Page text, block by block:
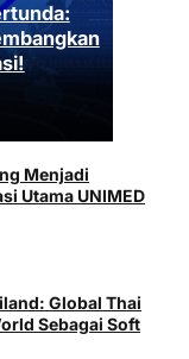
Menjadi
Utama UNIMED
Global Thai
Sebagai Soft